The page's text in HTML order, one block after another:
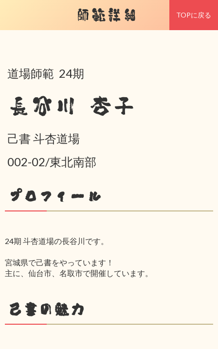
師範詳細 TOPに戻る
道場師範 24期
長谷川 杏子
己書 斗杏道場
002-02/東北南部
プロフィール
24期 斗杏道場の長谷川です。
宮城県で己書をやっています！
主に、仙台市、名取市で開催しています。
己書の魅力